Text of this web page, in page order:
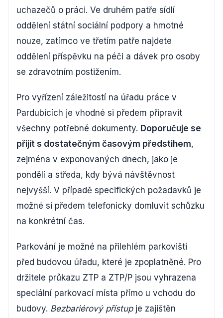
uchazečů o práci. Ve druhém patře sídlí
oddělení státní sociální podpory a hmotné
nouze, zatímco ve třetím patře najdete
oddělení příspěvku na péči a dávek pro osoby
se zdravotním postižením.
Pro vyřízení záležitostí na úřadu práce v
Pardubicích je vhodné si předem připravit
všechny potřebné dokumenty. Doporučuje se
přijít s dostatečným časovým předstihem,
zejména v exponovaných dnech, jako je
pondělí a středa, kdy bývá návštěvnost
nejvyšší. V případě specifických požadavků je
možné si předem telefonicky domluvit schůzku
na konkrétní čas.
Parkování je možné na přilehlém parkovišti
před budovou úřadu, které je zpoplatněné. Pro
držitele průkazu ZTP a ZTP/P jsou vyhrazena
speciální parkovací místa přímo u vchodu do
budovy. Bezbariérový přístupje zajištěn